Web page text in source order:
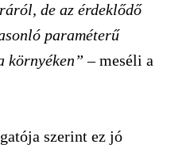
de az érdeklődő
paraméterű
környéken” – meséli a
szerint ez jó